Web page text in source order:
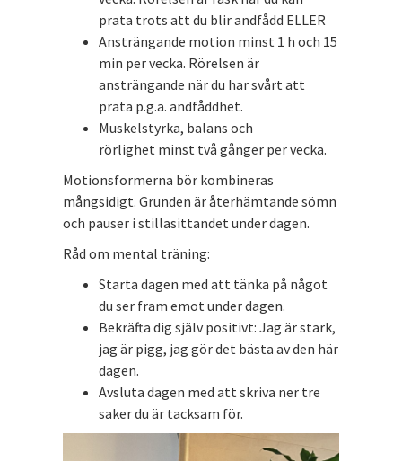
prata trots att du blir andfådd ELLER
Ansträngande motion minst 1 h och 15
min per vecka. Rörelsen är
ansträngande när du har svårt att
prata p.g.a. andfåddhet.
Muskelstyrka, balans och
rörlighet minst två gånger per vecka.
Motionsformerna bör kombineras
mångsidigt. Grunden är återhämtande sömn
och pauser i stillasittandet under dagen.
Råd om mental träning:
Starta dagen med att tänka på något
du ser fram emot under dagen.
Bekräfta dig själv positivt: Jag är stark,
jag är pigg, jag gör det bästa av den här
dagen.
Avsluta dagen med att skriva ner tre
saker du är tacksam för.